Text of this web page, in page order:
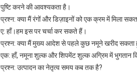
पुष्टि करने की आवश्यकता है।
प्रश्न: क्या मैं रंगों और डिज़ाइनों को एक क्रम में मिला
ए: हाँ।हम इस पर चर्चा कर सकते हैं।
प्रश्न: क्या मैं मुख्य आदेश से पहले कुछ नमूने खरीद सकता
एक: हाँ, नमूना शुल्क और शिपमेंट शुल्क अग्रिम में भुगतान
प्रश्न: उत्पादन का नेतृत्व समय कब तक है?